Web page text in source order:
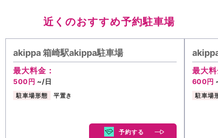
近くのおすすめ予約駐車場
akippa 箱崎駅akippa駐車場
最大料金：
500円 ~/日
駐車場形態 平置き
予約する
最大
600円
駐車場